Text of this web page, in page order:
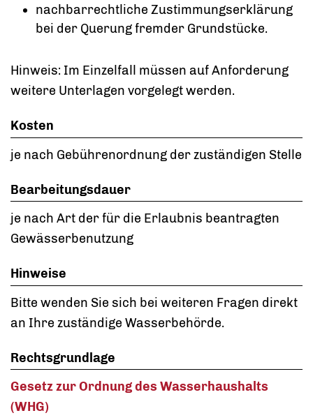
nachbarrechtliche Zustimmungserklärung
bei der Querung fremder Grundstücke.
Hinweis: Im Einzelfall müssen auf Anforderung
weitere Unterlagen vorgelegt werden.
Kosten
je nach Gebührenordnung der zuständigen Stelle
Bearbeitungsdauer
je nach Art der für die Erlaubnis beantragten
Gewässerbenutzung
Hinweise
Bitte wenden Sie sich bei weiteren Fragen direkt
an Ihre zuständige Wasserbehörde.
Rechtsgrundlage
Gesetz zur Ordnung des Wasserhaushalts
(WHG)